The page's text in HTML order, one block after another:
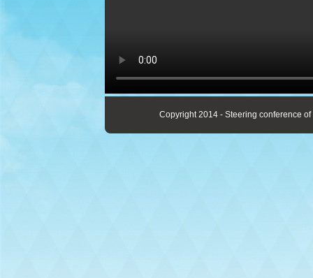
Copyright 2014 - Steering conference